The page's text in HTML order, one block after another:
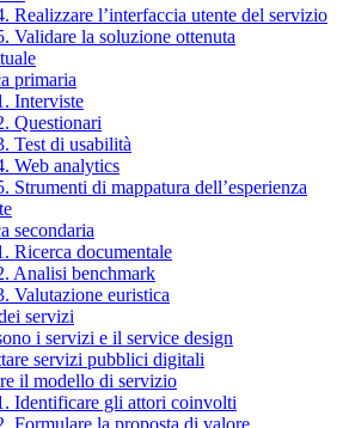
Realizzare l’interfaccia utente del servizio
Validare la soluzione ottenuta
primaria
Interviste
Questionari
Test di usabilità
Web analytics
Strumenti di mappatura dell’esperienza
secondaria
Ricerca documentale
Analisi benchmark
Valutazione euristica
servizi
i servizi e il service design
servizi pubblici digitali
il modello di servizio
Identificare gli attori coinvolti
Formulare la proposta di valore